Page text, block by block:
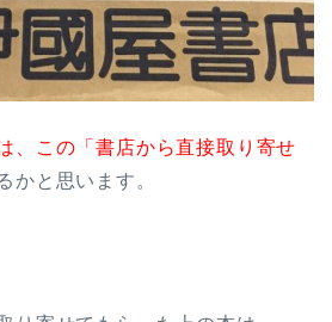
、この「書店から直接取り寄せ
かと思います。